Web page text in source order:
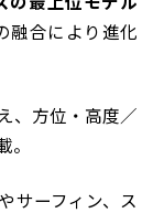
融合により進化
、方位・高度／
サーフィン、ス